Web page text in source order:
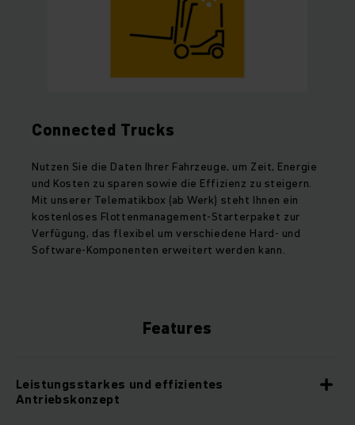
Connected Trucks
Nutzen Sie die Daten Ihrer Fahrzeuge, um Zeit, Energie
und Kosten zu sparen sowie die Effizienz zu steigern.
Mit unserer Telematikbox (ab Werk) steht Ihnen ein
kostenloses Flottenmanagement-Starterpaket zur
Verfügung, das flexibel um verschiedene Hard- und
Software-Komponenten erweitert werden kann.
Features
Leistungsstarkes und effizientes
Antriebskonzept